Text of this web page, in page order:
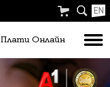
EN
Плати Oнлайн